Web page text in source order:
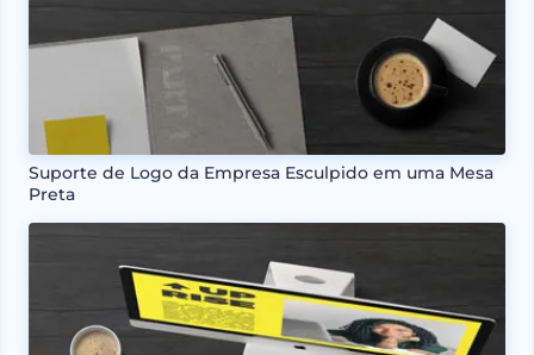
Suporte de Logo da Empresa Esculpido em uma Mesa
Preta